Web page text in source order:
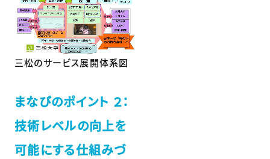
三松のサービス展開体系図
まなびのポイント ２：
技術レベルの向上を
可能にする仕組みづ